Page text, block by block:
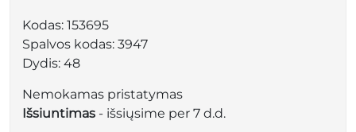
Kodas: 153695
Spalvos kodas: 3947
Dydis: 48
Nemokamas pristatymas
Išsiuntimas - išsiųsime per 7 d.d.